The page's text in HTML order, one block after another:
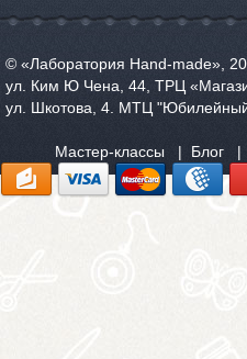
© «Лаборатория Hand-made»,
ул. Ким Ю Чена, 44, ТРЦ
ул. Шкотова, 4. МТЦ
Мастер-классы Блог